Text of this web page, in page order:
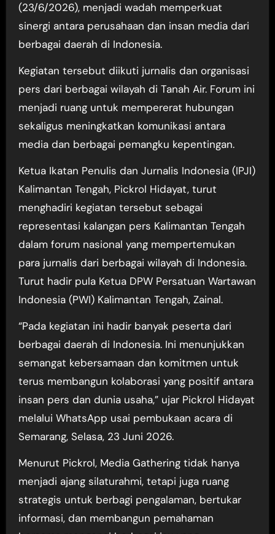
(23/6/2026), menjadi wadah memperkuat
sinergi antara perusahaan dan insan media dari
berbagai daerah di Indonesia.
Kegiatan tersebut diikuti jurnalis dan organisasi
pers dari berbagai wilayah di Tanah Air. Forum ini
menjadi ruang untuk mempererat hubungan
sekaligus meningkatkan komunikasi antara
media dan berbagai pemangku kepentingan.
Ketua Ikatan Penulis dan Jurnalis Indonesia (IPJI)
Kalimantan Tengah, Pickrol Hidayat, turut
menghadiri kegiatan tersebut sebagai
representasi kalangan pers Kalimantan Tengah
dalam forum nasional yang mempertemukan
para jurnalis dari berbagai wilayah di Indonesia.
Turut hadir pula Ketua DPW Persatuan Wartawan
Indonesia (PWI) Kalimantan Tengah, Zainal.
“Pada kegiatan ini hadir banyak peserta dari
berbagai daerah di Indonesia. Ini menunjukkan
semangat kebersamaan dan komitmen untuk
terus membangun kolaborasi yang positif antara
insan pers dan dunia usaha,” ujar Pickrol Hidayat
melalui WhatsApp usai pembukaan acara di
Semarang, Selasa, 23 Juni 2026.
Menurut Pickrol, Media Gathering tidak hanya
menjadi ajang silaturahmi, tetapi juga ruang
strategis untuk berbagi pengalaman, bertukar
informasi, dan membangun pemahaman